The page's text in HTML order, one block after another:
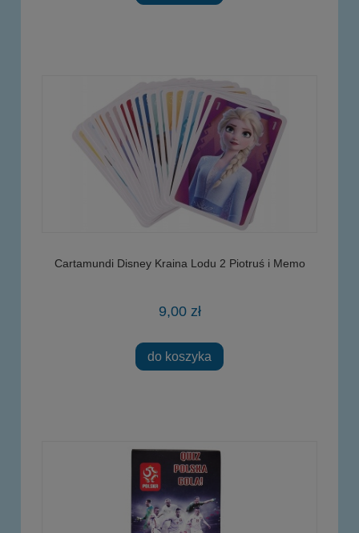
Cartamundi Disney Kraina Lodu 2 Piotruś i Memo
9,00 zł
do koszyka